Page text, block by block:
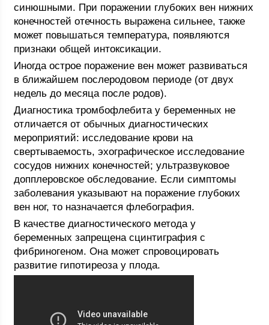
синюшными. При поражении глубоких вен нижних
конечностей отечность выражена сильнее, также
может повышаться температура, появляются
признаки общей интоксикации.
Иногда острое поражение вен может развиваться
в ближайшем послеродовом периоде (от двух
недель до месяца после родов).
Диагностика тромбофлебита у беременных не
отличается от обычных диагностических
мероприятий: исследование крови на
свертываемость, эхографическое исследование
сосудов нижних конечностей; ультразвуковое
допплеровское обследование. Если симптомы
заболевания указывают на поражение глубоких
вен ног, то назначается флебография.
В качестве диагностического метода у
беременных запрещена сцинтиграфия с
фибриногеном. Она может спровоцировать
развитие гипотиреоза у плода.